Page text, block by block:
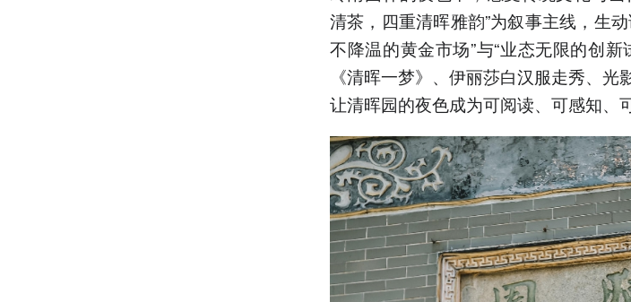
清茶，四重清晖雅韵”为叙事主线，生
不降温的黄金市场”与“业态无限的创
《清晖一梦》、伊丽莎白汉服走秀、光
让清晖园的夜色成为可阅读、可感知、